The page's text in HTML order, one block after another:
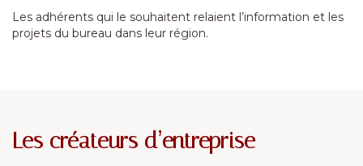
Les adhérents qui le souhaitent relaient l’information et les
projets du bureau dans leur région.
Les créateurs d’entreprise